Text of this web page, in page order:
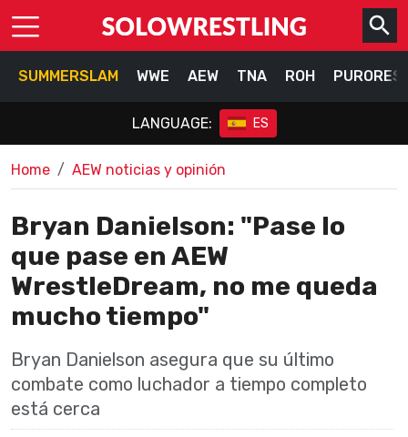
SUMMERSLAM WWE AEW TNA ROH
LANGUAGE: ES
Home AEW noticias y opinión
Bryan Danielson: "Pase lo
que pase en AEW
WrestleDream, no me queda
mucho tiempo"
Bryan Danielson asegura que su último
combate como luchador a tiempo completo
está cerca